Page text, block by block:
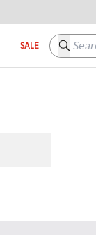
SALE Search